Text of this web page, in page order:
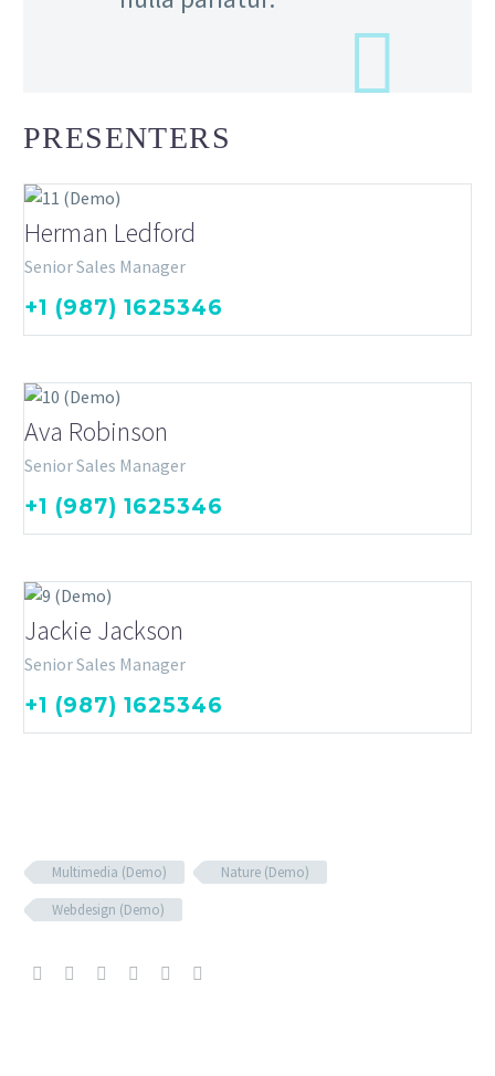
PRESENTERS
Herman Ledford
Senior Sales Manager
+1 (987) 1625346
Ava Robinson
Senior Sales Manager
+1 (987) 1625346
Jackie Jackson
Senior Sales Manager
+1 (987) 1625346
Multimedia (Demo)
Nature (Demo)
Webdesign (Demo)